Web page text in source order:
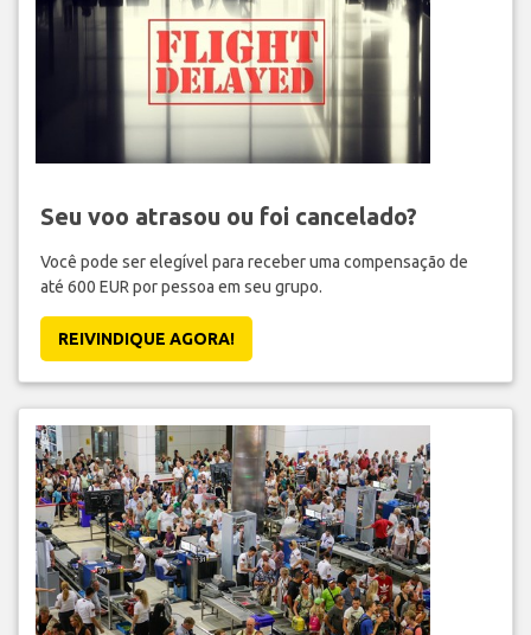
Seu voo atrasou ou foi cancelado?
Você pode ser elegível para receber uma compensação de
até 600 EUR por pessoa em seu grupo.
REIVINDIQUE AGORA!